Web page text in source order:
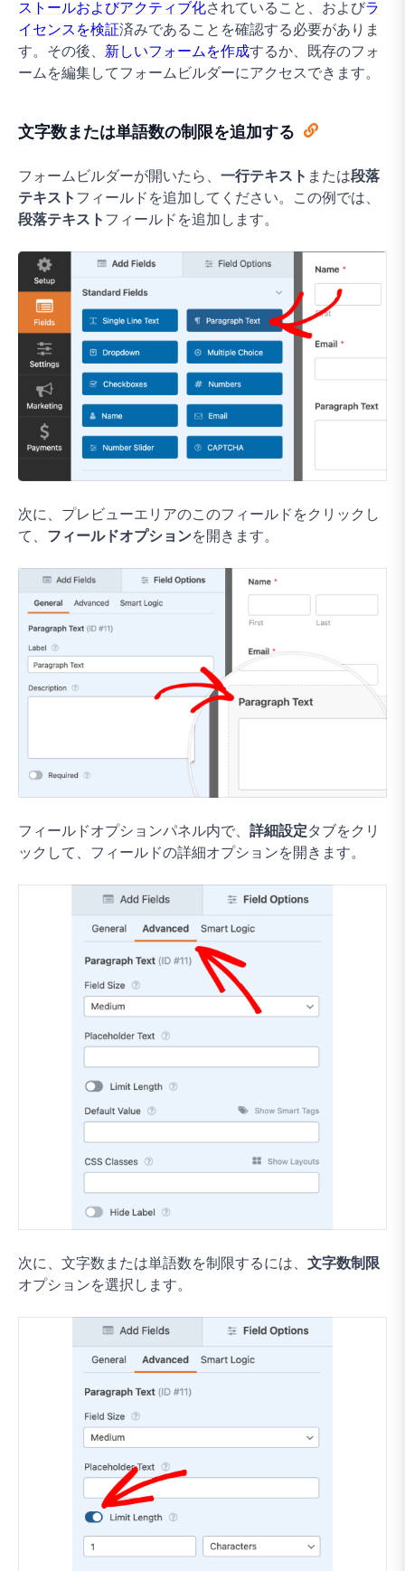
ストールおよびアクティブ化されていること、およびラ
イセンスを検証済みであることを確認する必要がありま
す。その後、 新しいフォームを作成するか、既存のフォ
ームを編集してフォームビルダーにアクセスできます。
文字数または単語数の制限を追加する
フォームビルダーが開いたら、 一行テキスト または段落
テキスト フィールドを追加してください。この例では、
段落テキスト フィールドを追加します。
次に、プレビューエリアのこのフィールドをクリックし
て、 フィールドオプションを開きます。
フィールドオプションパネル内で、 詳細設定タブをクリ
ックして、フィールドの詳細オプションを開きます。
次に、文字数または単語数を制限するには、 文字数制限
オプションを選択します。